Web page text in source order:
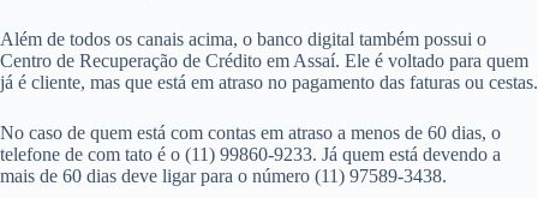
Além de todos os canais acima, o banco digital também possui o
Centro de Recuperação de Crédito em Assaí. Ele é voltado para quem
já é cliente, mas que está em atraso no pagamento das faturas ou cestas.
No caso de quem está com contas em atraso a menos de 60 dias, o
telefone de com tato é o (11) 99860-9233. Já quem está devendo a
mais de 60 dias deve ligar para o número (11) 97589-3438.